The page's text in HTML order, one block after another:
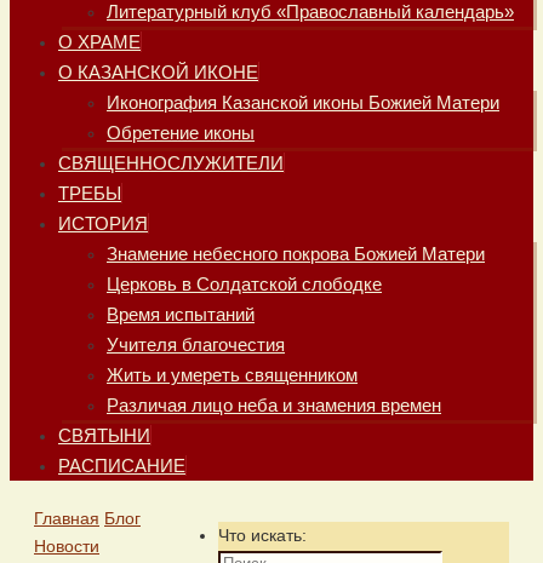
Литературный клуб «Православный календарь»
О ХРАМЕ
О КАЗАНСКОЙ ИКОНЕ
Иконография Казанской иконы Божией Матери
Обретение иконы
СВЯЩЕННОСЛУЖИТЕЛИ
ТРЕБЫ
ИСТОРИЯ
Знамение небесного покрова Божией Матери
Церковь в Солдатской слободке
Время испытаний
Учителя благочестия
Жить и умереть священником
Различая лицо неба и знамения времен
СВЯТЫНИ
РАСПИСАНИЕ
Главная Блог
Новости
Что искать: